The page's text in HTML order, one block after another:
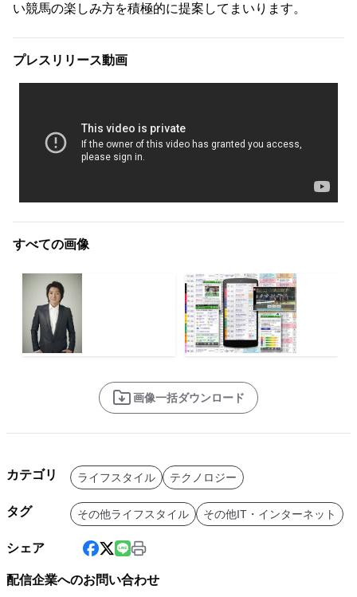
い競馬の楽しみ方を積極的に提案してまいります。
プレスリリース動画
すべての画像
画像一括ダウンロード
カテゴリ ライフスタイル テクノロジー
タグ その他ライフスタイル その他IT・インターネット
シェア
配信企業へのお問い合わせ